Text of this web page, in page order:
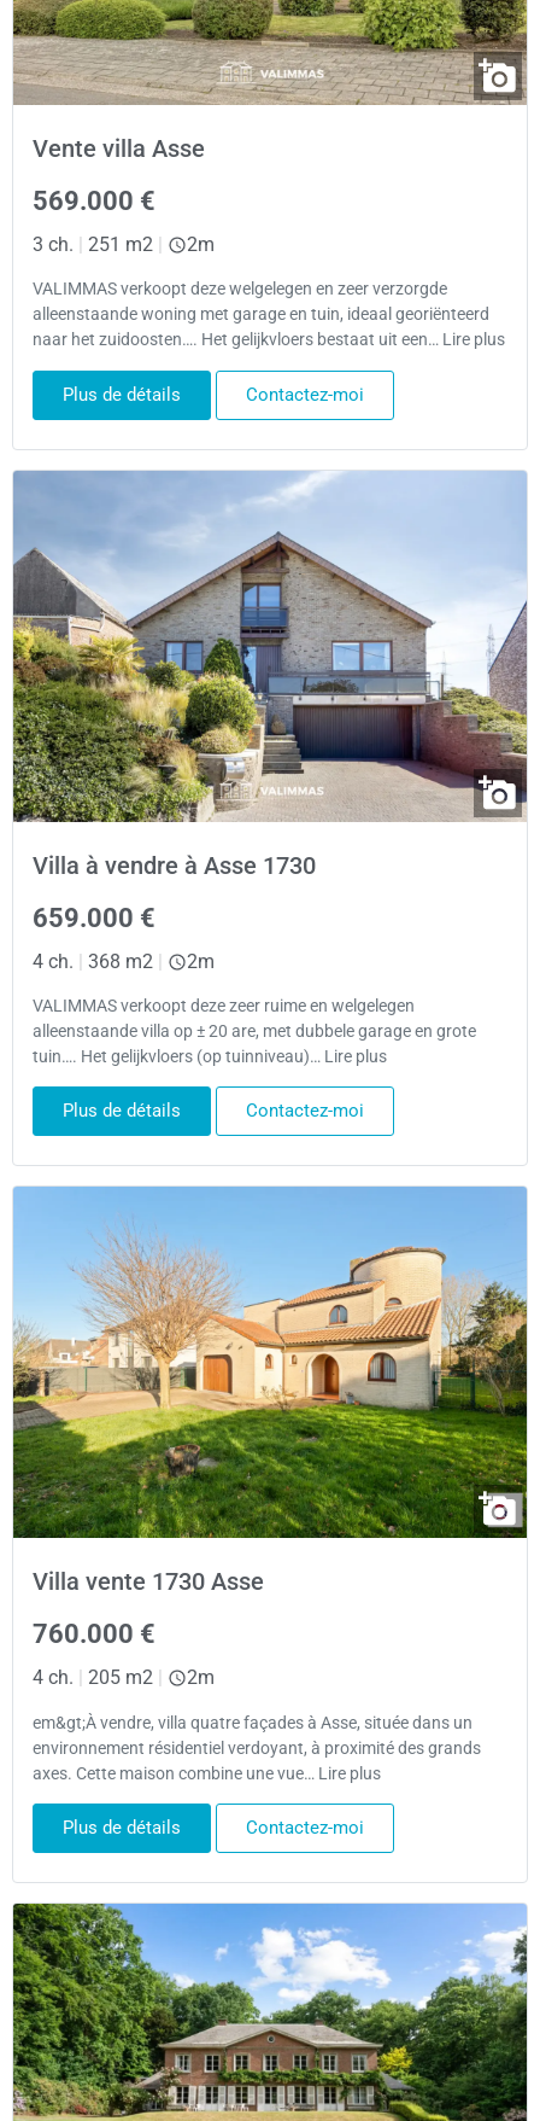
Vente villa Asse
569.000 €
3 ch. | 251 m2 | 2m
VALIMMAS verkoopt deze welgelegen en zeer verzorgde
alleenstaande woning met garage en tuin, ideaal georiënteerd
naar het zuidoosten…. Het gelijkvloers bestaat uit een… Lire plus
Plus de détails Contactez-moi
Villa à vendre à Asse 1730
659.000 €
4 ch. | 368 m2 | 2m
VALIMMAS verkoopt deze zeer ruime en welgelegen
alleenstaande villa op ± 20 are, met dubbele garage en grote
tuin…. Het gelijkvloers (op tuinniveau)… Lire plus
Plus de détails Contactez-moi
Villa vente 1730 Asse
760.000 €
4 ch. 205 m2 2m
em&gt;À vendre, villa quatre façades à Asse, située dans un
environnement résidentiel verdoyant, à proximité des grands
axes. Cette maison combine une vue… Lire plus
Plus de détails Contactez-moi